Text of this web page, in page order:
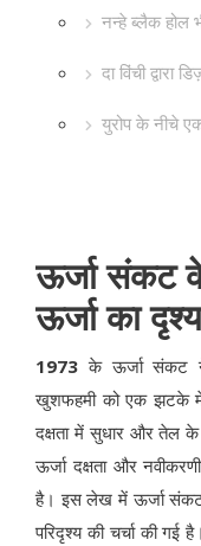
नन्हे ब्लैक होल
दा विंची द्वारा
युरोप के नीचे
ऊर्जा संकट
ऊर्जा का दृश्य
1973 के ऊर्जा संकट ने
खुशफहमी को एक झटके में
दक्षता में सुधार और तेल के
ऊर्जा दक्षता और
है। इस लेख में ऊर्जा
परिदृश्य की चर्चा की